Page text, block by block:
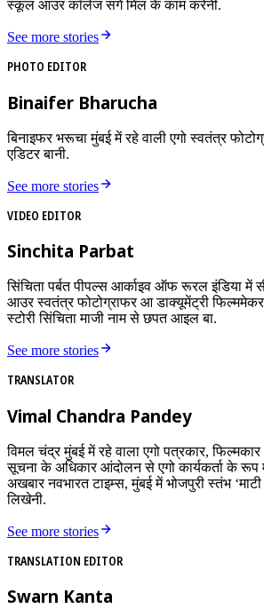
स्कूल आउर कॉलेज संगे मिल के काम करेनी.
See more stories
PHOTO EDITOR
Binaifer Bharucha
बिनाइफर भरूचा मुंबई में रहे वाली एगो स्वतंत्र
एडिटर बानी.
See more stories
VIDEO EDITOR
Sinchita Parbat
सिंचिता पर्बत पीपल्स आर्काइव ऑफ रूरल इंडिया में
आउर स्वतंत्र फोटोग्राफर आ डाक्यूमेंट्री
स्टोरी सिंचिता माजी नाम से छपत आइल बा.
See more stories
TRANSLATOR
Vimal Chandra Pandey
विमल चंद्र मुंबई में रहे वाला एगो पत्रकार,
सूचना के अधिकार आंदोलन से एगो कार्यकर्ता के रूप
अखबार नवभारत टाइम्स, मुंबई में भोजपुरी स्तंभ ‘माटी
लिखेनी.
See more stories
TRANSLATION EDITOR
Swarn Kanta